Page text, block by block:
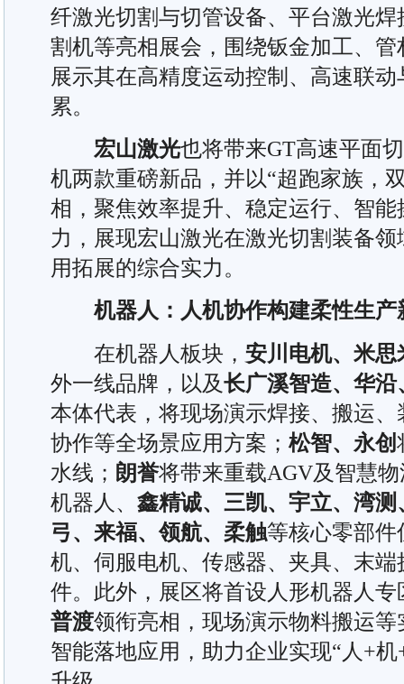
纤激光切割与切管设备、平台激光
割机等亮相展会，围绕钣金加工、
展示其在高精度运动控制、高速联
累。
宏山激光也将带来GT高速平面
机两款重磅新品，并以“超跑家族，
相，聚焦效率提升、稳定运行、智
力，展现宏山激光在激光切割装备
用拓展的综合实力。
机器人：人机协作构建柔性生产
在机器人板块， 安川电机、米
外一线品牌，以及长广溪智造、华沿
本体代表，将现场演示焊接、搬运
协作等全场景应用方案； 松智、永创
水线； 朗誉将带来重载AGV及智慧
机器人、 鑫精诚、三凯、宇立、湾
弓、来福、领航、柔触等核心零部件
机、伺服电机、传感器、夹具、末
件。此外，展区将首设人形机器人专
普渡领衔亮相，现场演示物料搬运
智能落地应用，助力企业实现“人+